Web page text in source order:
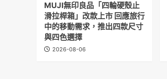
MUJI無印良品「四輪硬殼止
滑拉桿箱」改款上市 回應旅行
中的移動需求，推出四款尺寸
與四色選擇
2026-08-06